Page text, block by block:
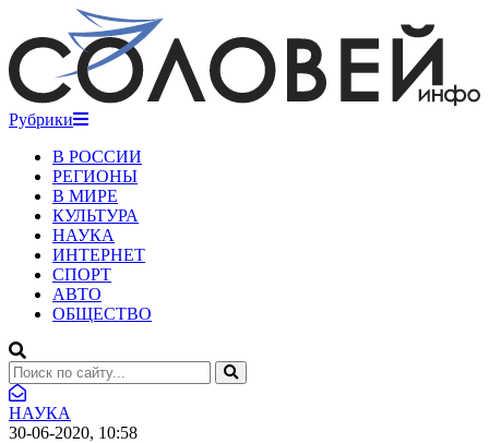
Рубрики
В РОССИИ
РЕГИОНЫ
В МИРЕ
КУЛЬТУРА
НАУКА
ИНТЕРНЕТ
СПОРТ
АВТО
ОБЩЕСТВО
НАУКА
30-06-2020, 10:58